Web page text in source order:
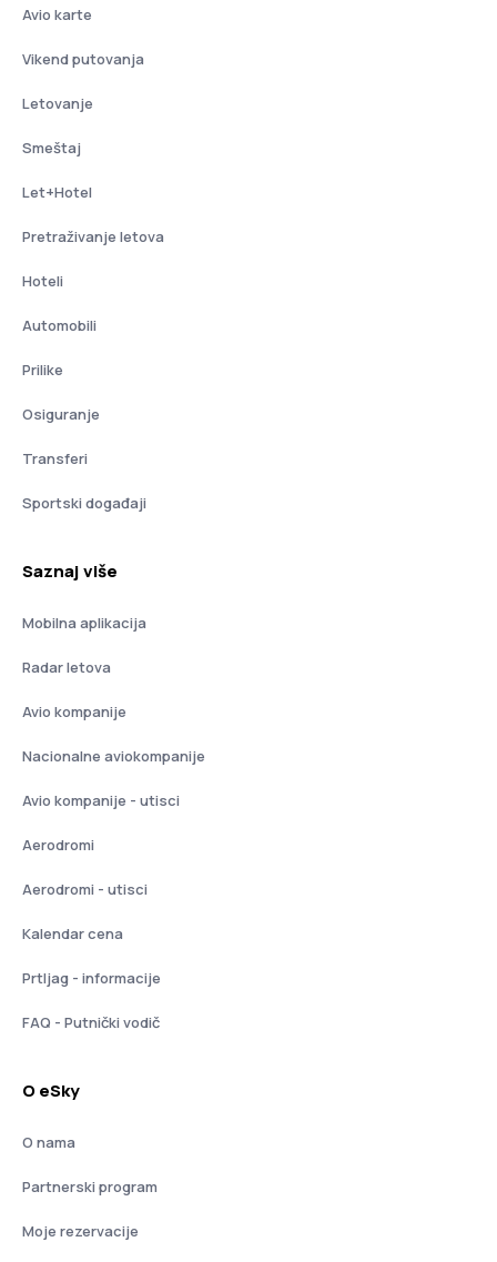
Avio karte
Vikend putovanja
Letovanje
Smeštaj
Let+Hotel
Pretraživanje letova
Hoteli
Automobili
Prilike
Osiguranje
Transferi
Sportski događaji
Saznaj više
Mobilna aplikacija
Radar letova
Avio kompanije
Nacionalne aviokompanije
Avio kompanije - utisci
Aerodromi
Aerodromi - utisci
Kalendar cena
Prtljag - informacije
FAQ - Putnički vodič
O eSky
O nama
Partnerski program
Moje rezervacije